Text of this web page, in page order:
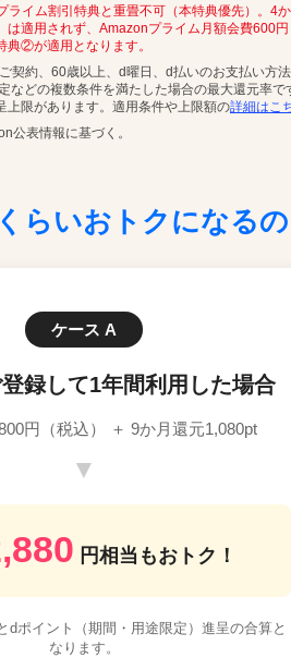
イム割引特典と重畳不可（本特典優先）。4か
は適用されず、Amazonプライム月額会費600
典②が適用となります。
契約、60歳以上、d曜日、d払いのお支払い方
などの複数条件を満たした場合の最大還元率で
上限があります。適用条件や上限額の詳細はこ
公表情報に基づく。
らいおトクになるの
ケース A
録して1年間利用した場合
円（税込） ＋ 9か月還元1,080pt
▼
円相当 もおトク！
dポイント（期間・用途限定）進呈の合算と
なります。